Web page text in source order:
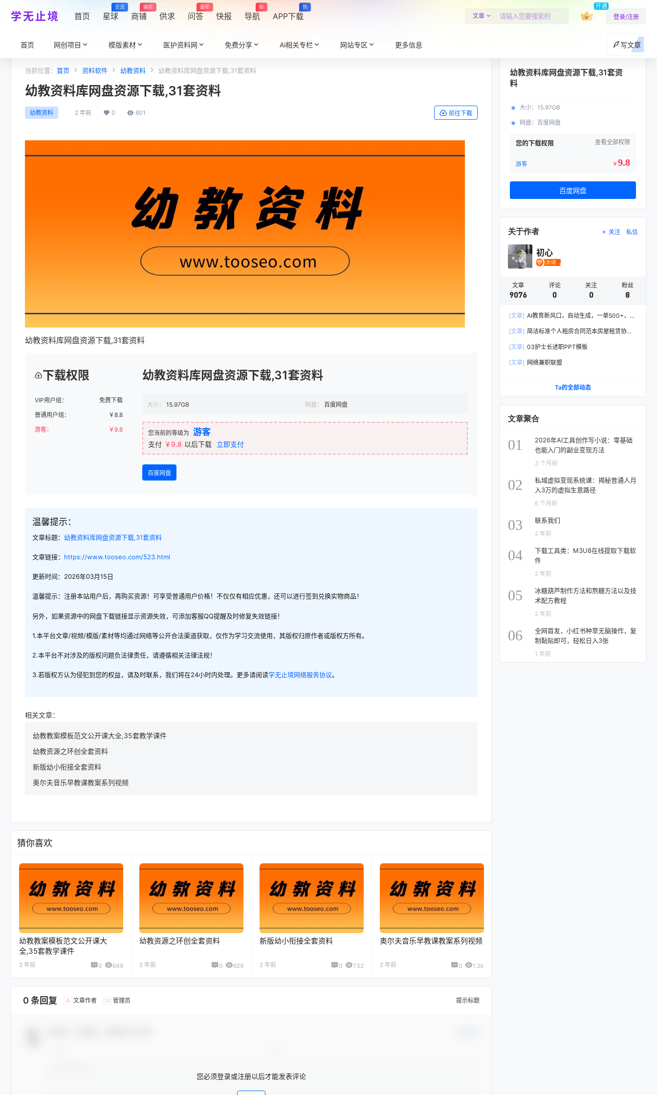
学无止境 首页 星球
交流
商铺
抽奖
供求 问答
最新
快报 导航
新
APP下载
热
文章
开通
登录/注册
首页 网创项目 模版素材 医护资料网 免费分享 Ai相关专栏 网站专区 更多信息 写文章
当前位置： 首页 资料软件 幼教资料 幼教资料库网盘资源下载,31套资料
幼教资料库网盘资源下载,31套资料
幼教资料 2 年前 0 601 前往下载
幼教资料库网盘资源下载,31套资料
下载权限
VIP用户组：
免费下载
普通用户组：
￥8.8
游客：
￥9.8
幼教资料库网盘资源下载,31套资料
大小： 15.97GB 网盘： 百度网盘
您当前的等级为 游客
支付 ￥9.8 以后下载 立即支付
百度网盘
温馨提示：
文章标题： 幼教资料库网盘资源下载,31套资料
文章链接： https://www.tooseo.com/523.html
更新时间：2026年03月15日
温馨提示：注册本站用户后，再购买资源！可享受普通用户价格！不仅仅有相应优惠，还可以进行签到兑换实物商品！
另外，如果资源中的网盘下载链接显示资源失效，可添加客服QQ提醒及时修复失效链接！
1.本平台文章/视频/模版/素材等均通过网络等公开合法渠道获取，仅作为学习交流使用，其版权归原作者或版权方所有。
2.本平台不对涉及的版权问题负法律责任，请遵循相关法律法规！
3.若版权方认为侵犯到您的权益，请及时联系，我们将在24小时内处理。更多请阅读学无止境网络服务协议。
相关文章：
幼教教案模板范文公开课大全,35套教学课件
幼教资源之环创全套资料
新版幼小衔接全套资料
奥尔夫音乐早教课教案系列视频
猜你喜欢
幼教教案模板范文公开课大
全,35套教学课件
2 年前 0 649
幼教资源之环创全套资料
2 年前 0 629
新版幼小衔接全套资料
2 年前 0 732
奥尔夫音乐早教课教案系列视频
2 年前 0 1.3k
0 条回复 A 文章作者 M 管理员 提示标题
您必须登录或注册以后才能发表评论
幼教资料库网盘资源下载,31套资
料
大小： 15.97GB
网盘： 百度网盘
您的下载权限 查看全部权限
游客 ￥ 9.8
百度网盘
关于作者 关注 私信
初心
文章
9076
评论
0
关注
0
粉丝
8
[文章] AI教育新风口，自动生成，一单500+，月
[文章] 简洁标准个人租房合同范本房屋租赁协议
[文章] 03护士长述职PPT模板
[文章] 网络兼职联盟
Ta的全部动态
文章聚合
01
2026年AI工具创作写小说：零基础
也能入门的副业变现方法
3 个月前
02
私域虚拟变现系统课：揭秘普通人月
入3万的虚拟生意路径
6 个月前
03 联系我们
2 年前
04
下载工具类：M3U8在线提取下载软
件
2 年前
05
冰糖葫芦制作方法和熬糖方法以及技
术配方教程
2 年前
06
全网首发，小红书种草无脑操作，复
制黏贴即可，轻松日入3张
1 年前